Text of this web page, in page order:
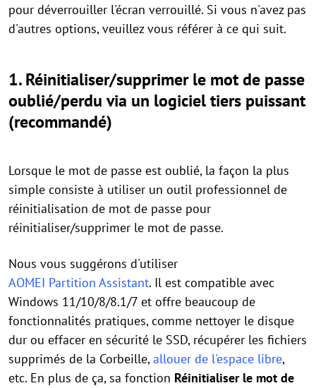
pour déverrouiller l'écran verrouillé. Si vous n'avez pas
d'autres options, veuillez vous référer à ce qui suit.
1. Réinitialiser/supprimer le mot de passe
oublié/perdu via un logiciel tiers puissant
(recommandé)
Lorsque le mot de passe est oublié, la façon la plus
simple consiste à utiliser un outil professionnel de
réinitialisation de mot de passe pour
réinitialiser/supprimer le mot de passe.
Nous vous suggérons d'utiliser
AOMEI Partition Assistant. Il est compatible avec
Windows 11/10/8/8.1/7 et offre beaucoup de
fonctionnalités pratiques, comme nettoyer le disque
dur ou effacer en sécurité le SSD, récupérer les fichiers
supprimés de la Corbeille,allouer de l'espace libre,
etc. En plus de ça, sa fonction Réinitialiser le mot de